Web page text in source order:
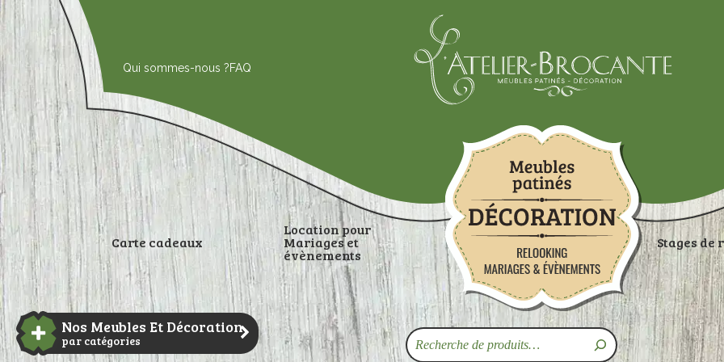
Aller
contenu
Qui sommes-nous ?FAQ
Carte cadeaux
Location pour
Mariages et
évènements
Stages de
Nos Meubles Et Décoration
par catégories DÉCORATION RANGEMENTS TABLES ASSISES
Recherche